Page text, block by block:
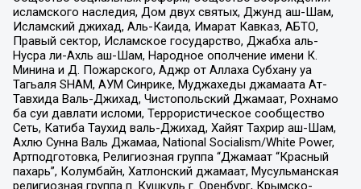
исламского наследия, Дом двух святых, Джунд аш-Шам,
Исламский джихад, Аль-Каида, Имарат Кавказ, АБТО,
Правый сектор, Исламское государство, Джабха аль-
Нусра ли-Ахль аш-Шам, Народное ополчение имени К.
Минина и Д. Пожарского, Аджр от Аллаха Субхану уа
Тагьаля SHAM, АУМ Синрике, Муджахеды джамаата Ат-
Тавхида Валь-Джихад, Чистопольский Джамаат, Рохнамо
ба суи давлати исломи, Террористическое сообщество
Сеть, Катиба Таухид валь-Джихад, Хайят Тахрир аш-Шам,
Ахлю Сунна Валь Джамаа, National Socialism/White Power,
Артподготовка, Религиозная группа “Джамаат “Красный
пахарь”, Колумбайн, Хатлонский джамаат, Мусульманская
религиозная группа п. Кушкуль г. Оренбург, Крымско-